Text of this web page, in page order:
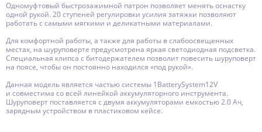
Одномуфтовый быстрозажимной патрон позволяет менять оснастку
одной рукой. 20 ступеней регулировки усилия затяжки позволяют
работать с самыми мягкими и деликатными материалами.
Для комфортной работы, а также для работы в слабоосвещенных
местах, на шуруповерте предусмотрена яркая светодиодная подсветка.
Специальная клипса с битодержателем позволит повесить шуруповерт
на поясе, чтобы он постоянно находился «под рукой».
Данная модель является частью системы 1BatterySystem12V
и совместима со всей линейкой аккумуляторного инструмента.
Шуруповерт поставляется с двумя аккумуляторами емкостью 2.0 Ач,
зарядным устройством в пластиковом кейсе.